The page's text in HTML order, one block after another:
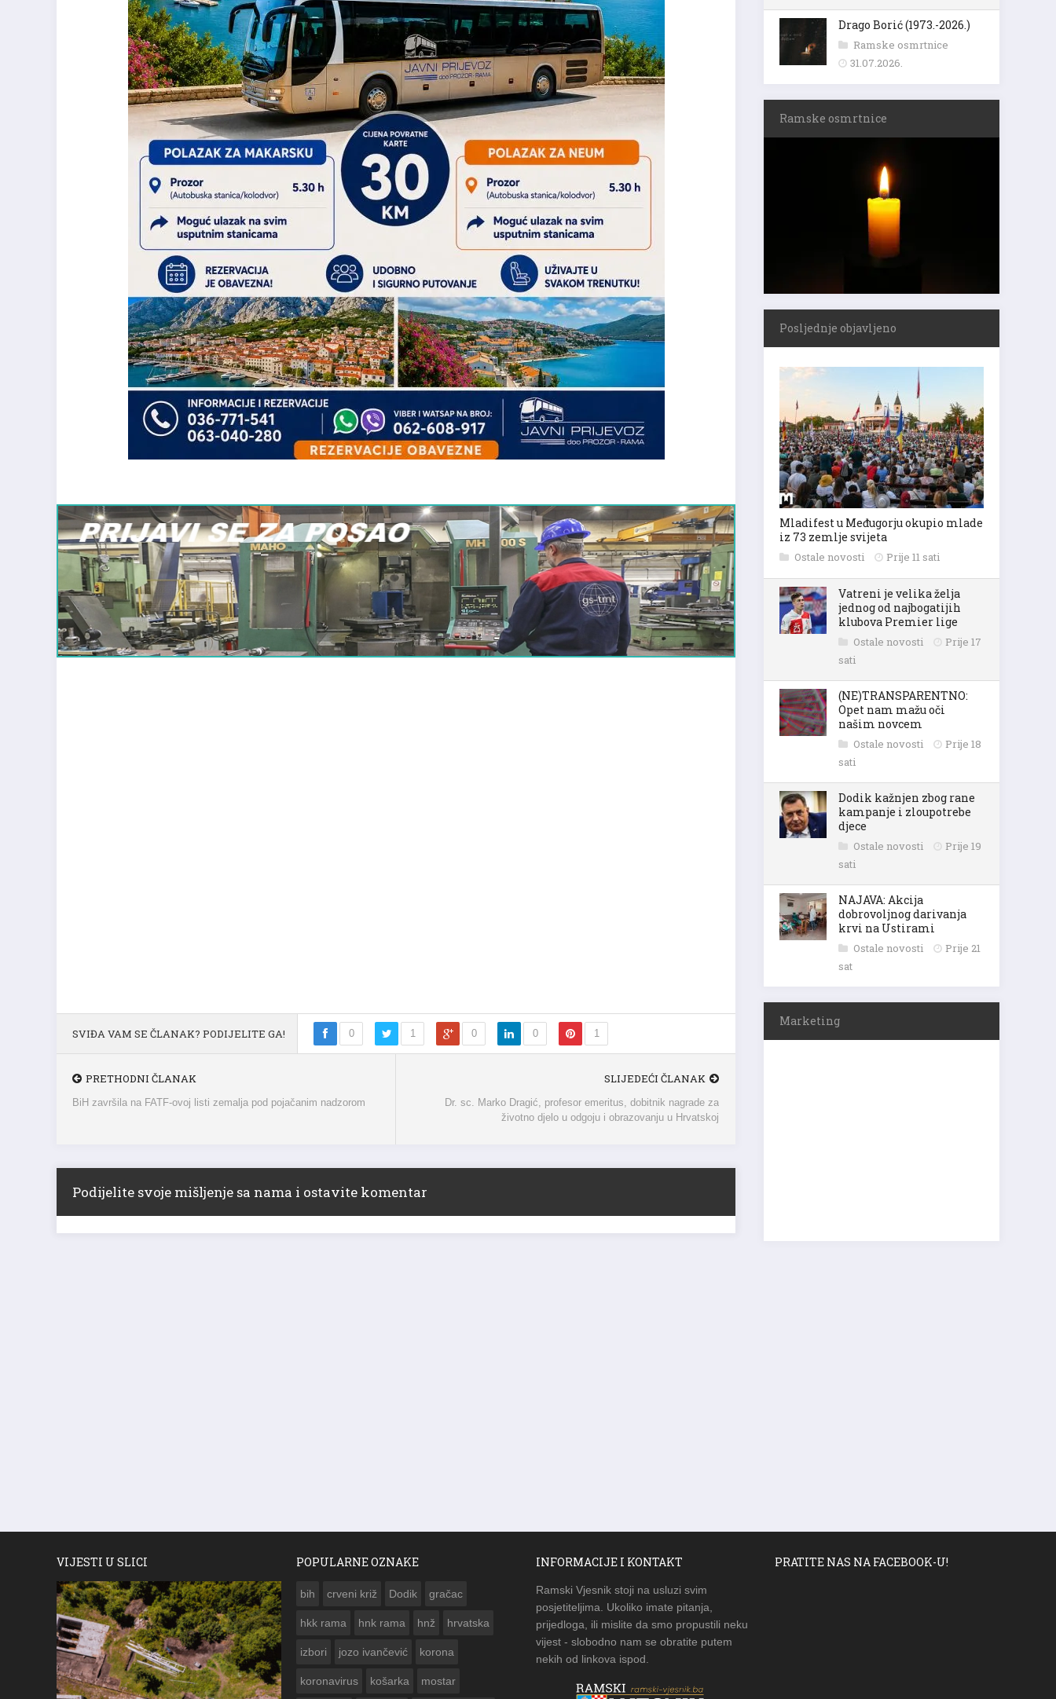
SVIĐA VAM SE ČLANAK? PODIJELITE GA!
PRETHODNI ČLANAK
BiH završila na FATF-ovoj listi zemalja pod pojačanim nadzorom
SLIJEDEĆI ČLANAK
Dr. sc. Marko Dragić, profesor emeritus, dobitnik nagrade za
životno djelo u odgoju i obrazovanju u Hrvatskoj
Podijelite svoje mišljenje sa nama i ostavite komentar
Drago Borić (1973.-2026.)
Ramske osmrtnice
31.07.2026.
Ramske osmrtnice
Posljednje objavljeno
Mladifest u Međugorju okupio mlade
iz 73 zemlje svijeta
Ostale novosti Prije 11 sati
Vatreni je velika želja
jednog od najbogatijih
klubova Premier lige
Ostale novosti
Prije 17
sati
(NE)TRANSPARENTNO:
Opet nam mažu oči
našim novcem
Ostale novosti
Prije 18
sati
Dodik kažnjen zbog rane
kampanje i zloupotrebe
djece
Ostale novosti
Prije 19
sati
NAJAVA: Akcija
dobrovoljnog darivanja
krvi na Ustirami
Ostale novosti
Prije 21
sat
Marketing
VIJESTI U SLICI POPULARNE OZNAKE
bih crveni križ Dodik gračac
hkk rama hnk rama hnž hrvatska
izbori jozo ivančević korona
koronavirus košarka mostar
INFORMACIJE I KONTAKT
Ramski Vjesnik stoji na usluzi svim
posjetiteljima. Ukoliko imate pitanja,
prijedloga, ili mislite da smo propustili neku
vijest - slobodno nam se obratite putem
nekih od linkova ispod.
PRATITE NAS NA FACEBOOK-U!